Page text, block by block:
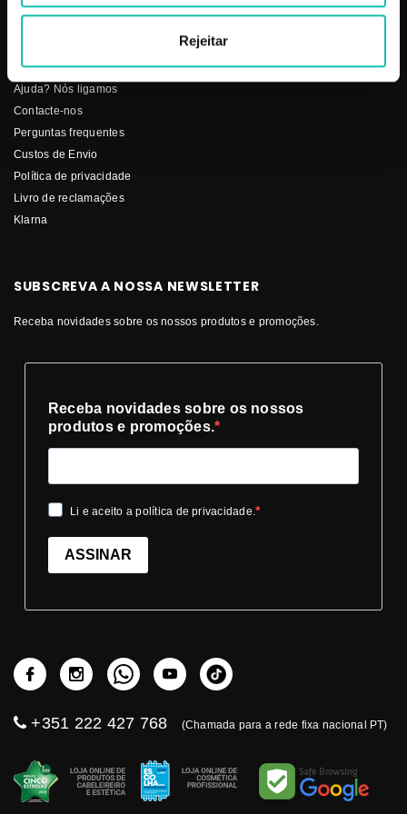
Rejeitar
Ajuda? Nós ligamos
Contacte-nos
Perguntas frequentes
Custos de Envio
Política de privacidade
Livro de reclamações
Klarna
SUBSCREVA A NOSSA NEWSLETTER
Receba novidades sobre os nossos produtos e promoções.
Receba novidades sobre os nossos
produtos e promoções.
Li e aceito a política de privacidade.
ASSINAR
+351 222 427 768 (Chamada para a rede fixa nacional PT)